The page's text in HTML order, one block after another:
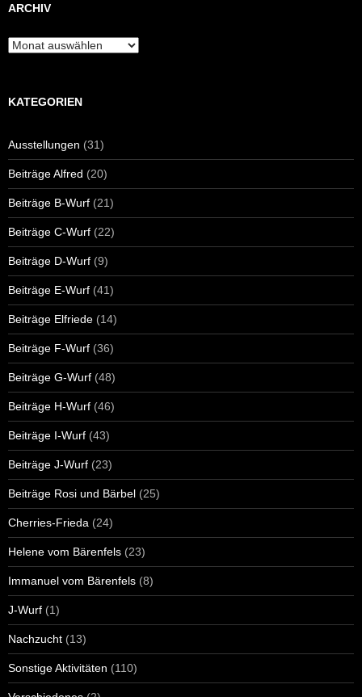
ARCHIV
Archiv
KATEGORIEN
Ausstellungen (31)
Beiträge Alfred (20)
Beiträge B-Wurf (21)
Beiträge C-Wurf (22)
Beiträge D-Wurf (9)
Beiträge E-Wurf (41)
Beiträge Elfriede (14)
Beiträge F-Wurf (36)
Beiträge G-Wurf (48)
Beiträge H-Wurf (46)
Beiträge I-Wurf (43)
Beiträge J-Wurf (23)
Beiträge Rosi und Bärbel (25)
Cherries-Frieda (24)
Helene vom Bärenfels (23)
Immanuel vom Bärenfels (8)
J-Wurf (1)
Nachzucht (13)
Sonstige Aktivitäten (110)